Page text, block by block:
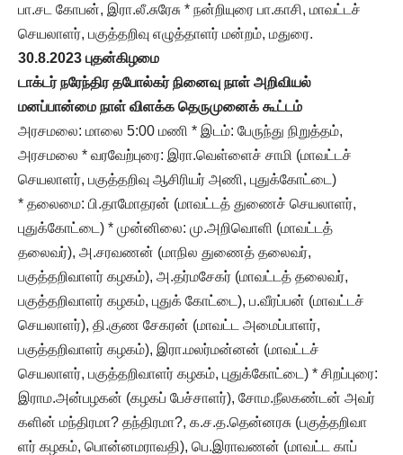
பா.சட கோபன், இரா.லீ.சுரேசு * நன்றியுரை பா.காசி, மாவட்டச்
செயலாளர், பகுத்தறிவு எழுத்தாளர் மன்றம், மதுரை.
30.8.2023 புதன்கிழமை
டாக்டர் நரேந்திர தபோல்கர் நினைவு நாள் அறிவியல்
மனப்பான்மை நாள் விளக்க தெருமுனைக் கூட்டம்
அரசமலை: மாலை 5:00 மணி * இடம்: பேருந்து நிறுத்தம்,
அரசமலை * வரவேற்புரை: இரா.வெள்ளைச் சாமி (மாவட்டச்
செயலாளர், பகுத்தறிவு ஆசிரியர் அணி, புதுக்கோட்டை)
* தலைமை: பி.தாமோதரன் (மாவட்டத் துணைச் செயலாளர்,
புதுக்கோட்டை) * முன்னிலை: மு.அறிவொளி (மாவட்டத்
தலைவர்), அ.சரவணன் (மாநில துணைத் தலைவர்,
பகுத்தறிவாளர் கழகம்), அ.தர்மசேகர் (மாவட்டத் தலைவர்,
பகுத்தறிவாளர் கழகம், புதுக் கோட்டை), ப.வீரப்பன் (மாவட்டச்
செயலாளர்), தி.குண சேகரன் (மாவட்ட அமைப்பாளர்,
பகுத்தறிவாளர் கழகம்), இரா.மலர்மன்னன் (மாவட்டச்
செயலாளர், பகுத்தறிவாளர் கழகம், புதுக்கோட்டை) * சிறப்புரை:
இராம.அன்பழகன் (கழகப் பேச்சாளர்), சோம.நீலகண்டன் அவர்
களின் மந்திரமா? தந்திரமா?, க.ச.த.தென்னரசு (பகுத்தறிவா
ளர் கழகம், பொன்னமராவதி), பெ.இராவணன் (மாவட்ட காப்